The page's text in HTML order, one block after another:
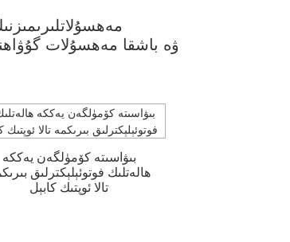
بىۋاسىتە كۆمۈلگەن يەككە
ھالەتلىك فوتوئېلېكترلىق
تالا ئوپتىك كابېل